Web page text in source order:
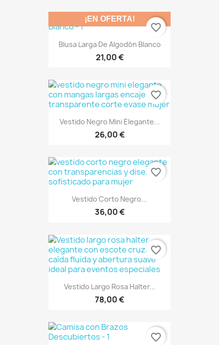
Blusa Larga De Algodón Blanco
21,00 €
¡EN OFERTA!
favorite_border
Vestido Negro Mini Elegante...
26,00 €
favorite_border
Vestido Corto Negro...
36,00 €
favorite_border
Vestido Largo Rosa Halter...
78,00 €
favorite_border
favorite_border